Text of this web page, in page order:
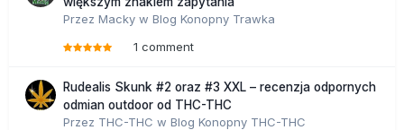
tożsamości spowodowała spory bałagan w ich
nomenklaturze. Najstarsze odmiany sprowadzone do Europy
otrzymywały nowe nazwy wzięte głównie z łaciny pomimo
tłumaczenia nazw japońskich z braku jednolitego klucza
skutkowały powstawaniem wielu bardzo podobnych do
siebie nazw odnoszących się do tej samej rośliny, np.
Przez Macky w Blog Konopny Trawka
1 comment
Rudealis Skunk #2 oraz #3 XXL – recenzja odpornych
odmian outdoor od THC-THC
Przez THC-THC w Blog Konopny THC-THC